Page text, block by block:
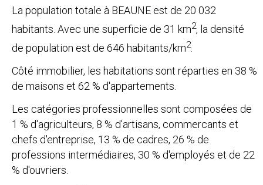
La population totale à BEAUNE est de 20 032
habitants. Avec une superficie de 31 km2, la densité
de population est de 646 habitants/km2.
Côté immobilier, les habitations sont réparties en 38 %
de maisons et 62 % d'appartements.
Les catégories professionnelles sont composées de
1 % d'agriculteurs, 8 % d'artisans, commercants et
chefs d'entreprise, 13 % de cadres, 26 % de
professions intermédiaires, 30 % d'employés et de 22
% d'ouvriers.